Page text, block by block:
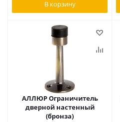
В корзину
АЛЛЮР Ограничитель
дверной настенный
(бронза)